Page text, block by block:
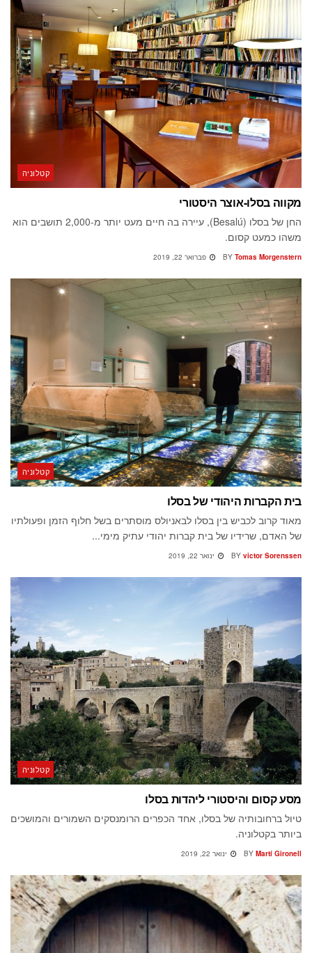
קטלוניה
מקווה בסלו-אוצר היסטורי
החן של בסלו (Besalú), עיירה בה חיים מעט יותר מ-2,000 תושבים הוא
משהו כמעט קסום.
BY Tomas Morgenstern פברואר 22, 2019
קטלוניה
בית הקברות היהודי של בסלו
מאוד קרוב לכביש בין בסלו לבאניולס מוסתרים בשל חלוף הזמן ופעולתיו
של האדם, שרידיו של בית קברות יהודי עתיק מימי...
BY victor Sorenssen ינואר 22, 2019
קטלוניה
מסע קסום והיסטורי ליהדות בסלו
טיול ברחובותיה של בסלו, אחד הכפרים הרומנסקים השמורים והמושכים
ביותר בקטלוניה.
BY Martí Gironell ינואר 22, 2019